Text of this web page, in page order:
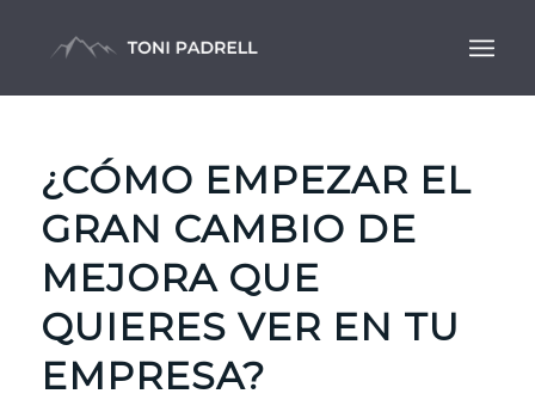
¿CÓMO EMPEZAR EL
GRAN CAMBIO DE
MEJORA QUE
QUIERES VER EN TU
EMPRESA?